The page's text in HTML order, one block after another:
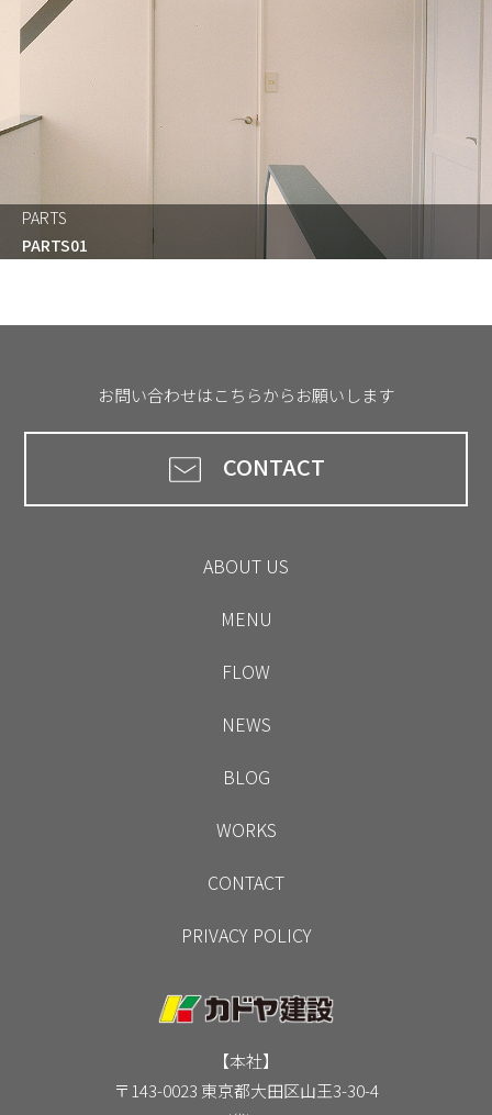
PARTS
PARTS01
お問い合わせはこちらからお願いします
CONTACT
ABOUT US
MENU
FLOW
NEWS
BLOG
WORKS
CONTACT
PRIVACY POLICY
【本社】
〒143-0023 東京都大田区山王3-30-4